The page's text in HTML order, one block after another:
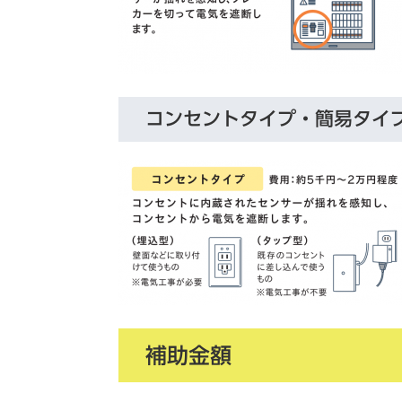
コンセントタイプ・簡易タイ
補助金額